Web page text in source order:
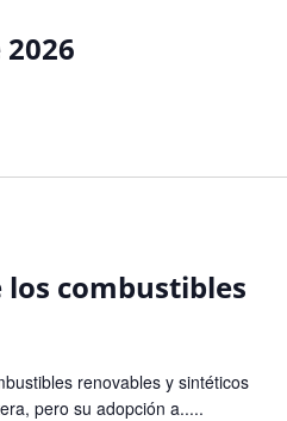
combustibles
renovables y sintéticos
pero su adopción a.....